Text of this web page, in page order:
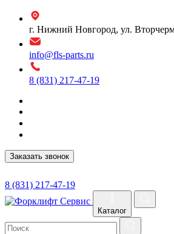
г. Нижний Новгород, ул.
info@fls-parts.ru
8 (831) 217-47-19
Заказать звонок
8 (831) 217-47-19
Каталог